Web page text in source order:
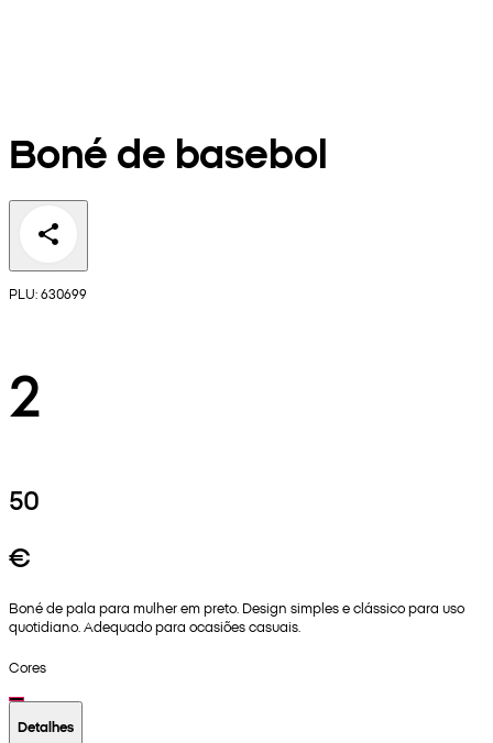
Boné de basebol
PLU: 630699
2
50
€
Boné de pala para mulher em preto. Design simples e clássico para uso
quotidiano. Adequado para ocasiões casuais.
Cores
Detalhes